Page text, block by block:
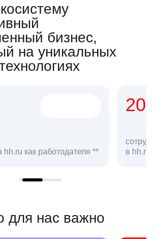
бизнес,
на уникальных
hh.ru как работодателя **
в hh.ru
для нас важно